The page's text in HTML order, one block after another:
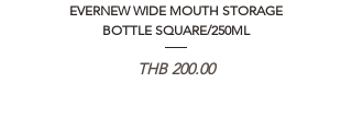
EVERNEW WIDE MOUTH STORAGE
BOTTLE SQUARE/250ML
가격
THB 200.00